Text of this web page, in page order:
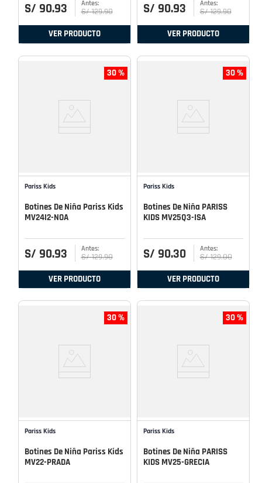
S/ 90.93 S/ 129.90
VER PRODUCTO
S/ 90.93 S/ 129.90
VER PRODUCTO
30 %
Pariss Kids
Botines De Niña Pariss Kids
MV24I2-NOA
S/ 90.93 S/ 129.90
VER PRODUCTO
30 %
Pariss Kids
Botines De Niña PARISS
KIDS MV25Q3-ISA
S/ 90.30 S/ 129.00
VER PRODUCTO
30 %
Pariss Kids
Botines De Niña Pariss Kids
MV22-PRADA
30 %
Pariss Kids
Botines De Niña PARISS
KIDS MV25-GRECIA